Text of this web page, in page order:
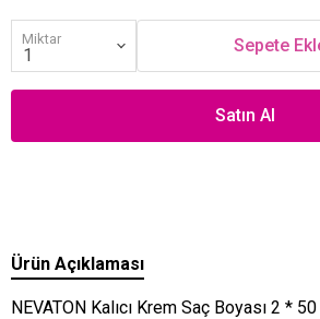
Miktar Sepete
Satın Al
Ürün Açıklaması
NEVATON Kalıcı Krem Saç Boyası 2 *